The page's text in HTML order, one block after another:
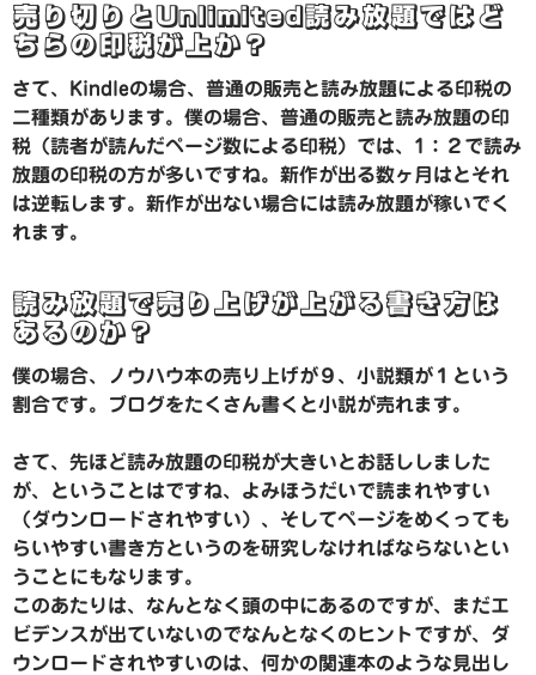
売り切りとUnlimited読み放題ではど
ちらの印税が上か？
さて、Kindleの場合、普通の販売と読み放題による印税の
二種類があります。僕の場合、普通の販売と読み放題の印
税（読者が読んだページ数による印税）では、1：２で読み
放題の印税の方が多いですね。新作が出る数ヶ月はとそれ
は逆転します。新作が出ない場合には読み放題が稼いでく
れます。
読み放題で売り上げが上がる書き方は
あるのか？
僕の場合、ノウハウ本の売り上げが９、小説類が１という
割合です。ブログをたくさん書くと小説が売れます。
さて、先ほど読み放題の印税が大きいとお話ししました
が、ということはですね、よみほうだいで読まれやすい
（ダウンロードされやすい）、そしてページをめくっても
らいやすい書き方というのを研究しなければならないとい
うことにもなります。
このあたりは、なんとなく頭の中にあるのですが、まだエ
ビデンスが出ていないのでなんとなくのヒントですが、ダ
ウンロードされやすいのは、何かの関連本のような見出し